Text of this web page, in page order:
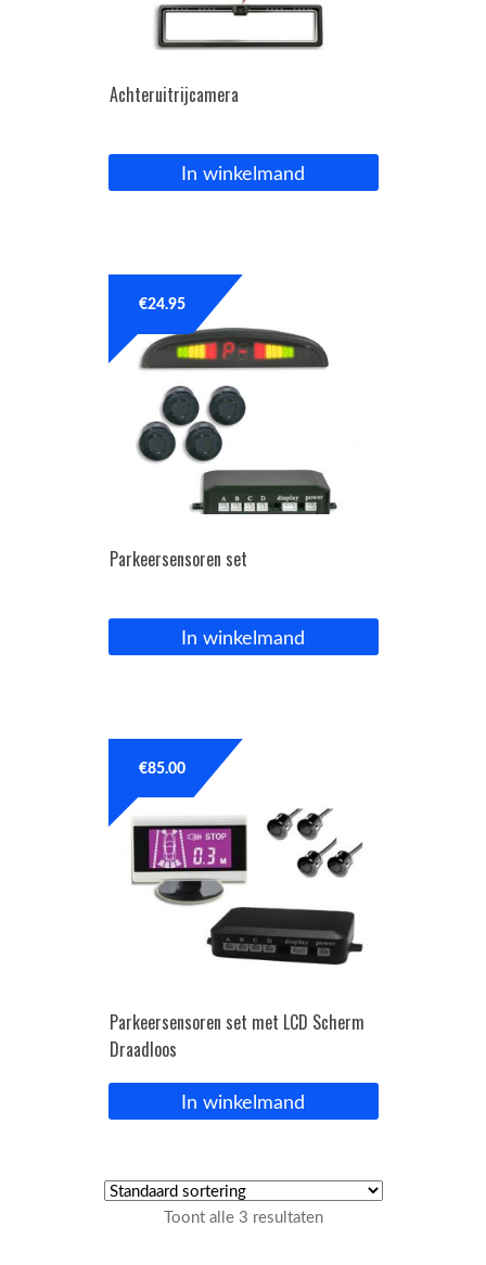
Inloggen / Registreren
Achteruitrijcamera
In winkelmand
Parkeersensoren set
€24.95
In winkelmand
Parkeersensoren set met LCD Scherm
Draadloos
€85.00
In winkelmand
Toont alle 3 resultaten